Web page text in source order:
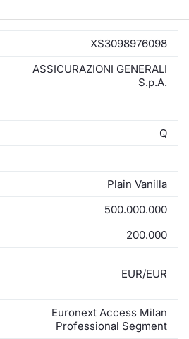
XS3098976098
ASSICURAZIONI GENERALI
S.p.A.
Q
Plain Vanilla
500.000.000
200.000
EUR/EUR
Euronext Access Milan
Professional Segment